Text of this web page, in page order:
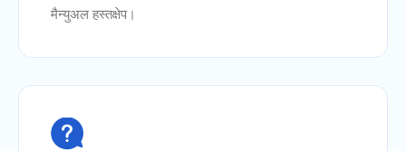
मैन्युअल हस्तक्षेप।
